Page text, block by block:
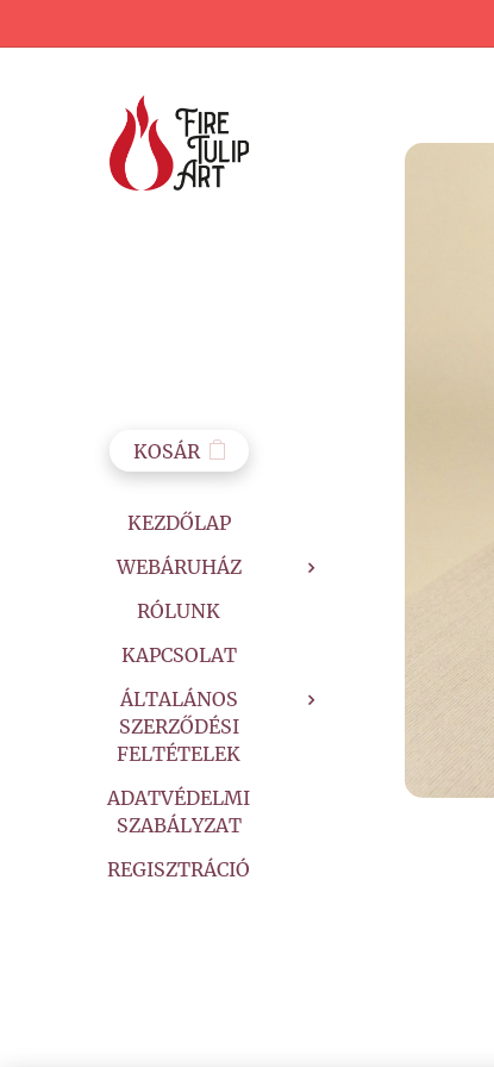
KOSÁR
KEZDŐLAP
WEBÁRUHÁZ
RÓLUNK
KAPCSOLAT
ÁLTALÁNOS
SZERZŐDÉSI
FELTÉTELEK
ADATVÉDELMI
SZABÁLYZAT
REGISZTRÁCIÓ